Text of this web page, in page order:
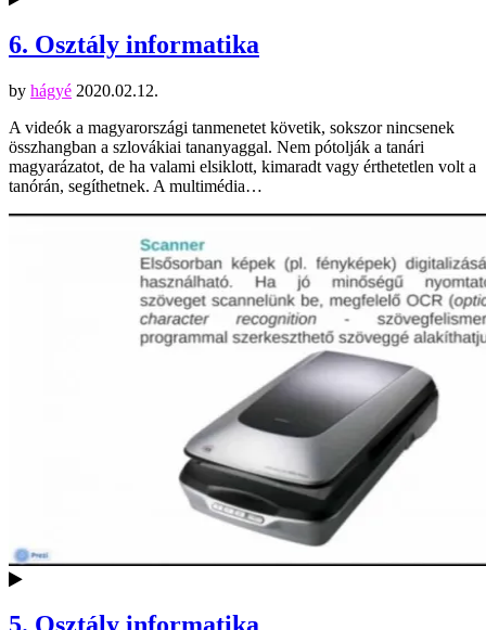
6. Osztály informatika
by hágyé 2020.02.12.
A videók a magyarországi tanmenetet követik, sokszor nincsenek
összhangban a szlovákiai tananyaggal. Nem pótolják a tanári
magyarázatot, de ha valami elsiklott, kimaradt vagy érthetetlen volt a
tanórán, segíthetnek. A multimédia…